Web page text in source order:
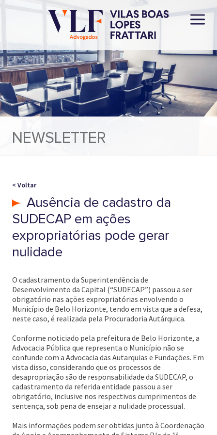
NEWSLETTER
< Voltar
Ausência de cadastro da
SUDECAP em ações
expropriatórias pode gerar
nulidade
O cadastramento da Superintendência de
Desenvolvimento da Capital (“SUDECAP”) passou a ser
obrigatório nas ações expropriatórias envolvendo o
Município de Belo Horizonte, tendo em vista que a defesa,
neste caso, é realizada pela Procuradoria Autárquica.
Conforme noticiado pela prefeitura de Belo Horizonte, a
Advocacia Pública que representa o Município não se
confunde com a Advocacia das Autarquias e Fundações. Em
vista disso, considerando que os processos de
desapropriação são de responsabilidade da SUDECAP, o
cadastramento da referida entidade passou a ser
obrigatório, inclusive nos respectivos cumprimentos de
sentença, sob pena de ensejar a nulidade processual.
Mais informações podem ser obtidas junto à Coordenação